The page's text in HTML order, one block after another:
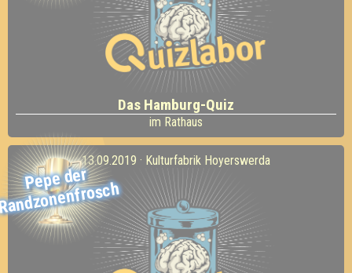
Das Hamburg-Quiz
im Rathaus
Pepe der
13.09.2019 · Kulturfabrik Hoyerswerda